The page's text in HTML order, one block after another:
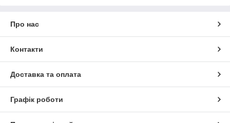
Про нас
Контакти
Доставка та оплата
Графік роботи